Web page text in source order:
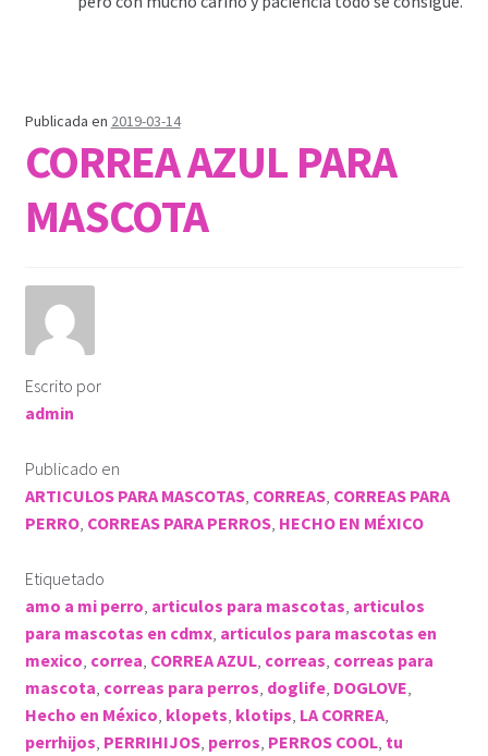
Publicada en 2019-03-14
CORREA AZUL PARA
MASCOTA
Escrito por
admin
Publicado en
ARTICULOS PARA MASCOTAS, CORREAS, CORREAS PARA
PERRO, CORREAS PARA PERROS, HECHO EN MÉXICO
Etiquetado
amo a mi perro articulos para mascotas articulos
para mascotas en cdmx, articulos para mascotas en
mexico correa CORREA AZUL, correas correas para
mascota correas para perros doglife, DOGLOVE
Hecho en México klopets klotips LA CORREA,
perrhijos PERRIHIJOS, perros PERROS COOL, tu